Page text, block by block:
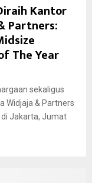
Kantor
Partners:
The Year
sekaligus
Widjaja & Partners
di Jakarta, Jumat